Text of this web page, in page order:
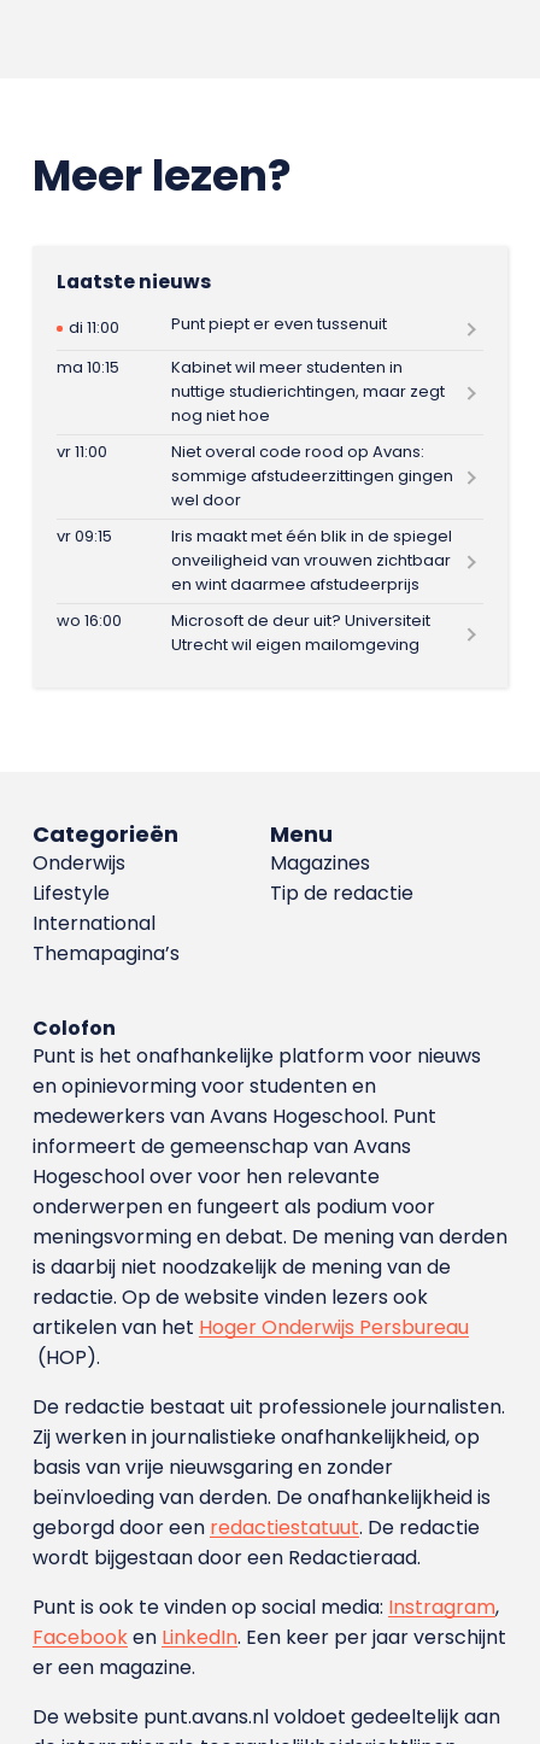
Meer lezen?
Laatste nieuws
di 11:00
Punt piept er even tussenuit
ma 10:15
Kabinet wil meer studenten in
nuttige studierichtingen, maar zegt
nog niet hoe
vr 11:00
Niet overal code rood op Avans:
sommige afstudeerzittingen gingen
wel door
vr 09:15
Iris maakt met één blik in de spiegel
onveiligheid van vrouwen zichtbaar
en wint daarmee afstudeerprijs
wo 16:00
Microsoft de deur uit? Universiteit
Utrecht wil eigen mailomgeving
Menu
Magazines
Tip de redactie
Categorieën
Onderwijs
Lifestyle
International
Themapagina’s
Colofon
Punt is het onafhankelijke platform voor nieuws
en opinievorming voor studenten en
medewerkers van Avans Hoge­school. Punt
informeert de gemeenschap van Avans
Hogeschool over voor hen relevante
onderwerpen en fungeert als podium voor
meningsvorming en debat. De mening van derden
is daarbij niet noodzakelijk de mening van de
redactie. Op de website vinden lezers ook
artikelen van het Hoger Onderwijs Persbureau
(HOP).
De redactie bestaat uit professionele journalisten.
Zij werken in journalistieke onafhankelijkheid, op
basis van vrije nieuwsgaring en zonder
beïnvloeding van derden. De onafhankelijkheid is
geborgd door een redactiestatuut. De redactie
wordt bijgestaan door een Redactieraad.
Punt is ook te vinden op social media: Instragram,
Facebooken LinkedIn. Een keer per jaar verschijnt
er een magazine.
De website punt.avans.nl voldoet gedeeltelijk aan